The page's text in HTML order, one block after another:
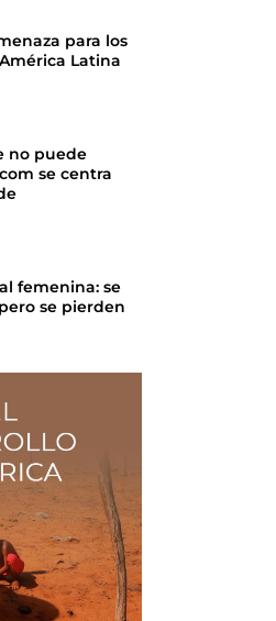
para los
Latina
no puede
se centra
femenina: se
se pierden